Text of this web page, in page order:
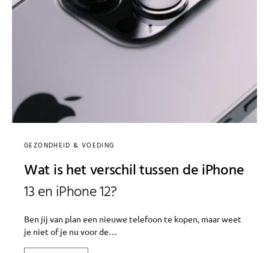
GEZONDHEID & VOEDING
Wat is het verschil tussen de iPhone
13 en iPhone 12?
Ben jij van plan een nieuwe telefoon te kopen, maar weet
je niet of je nu voor de…